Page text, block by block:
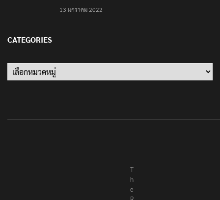
13 มกราคม 2022
CATEGORIES
Categories
T
h
e